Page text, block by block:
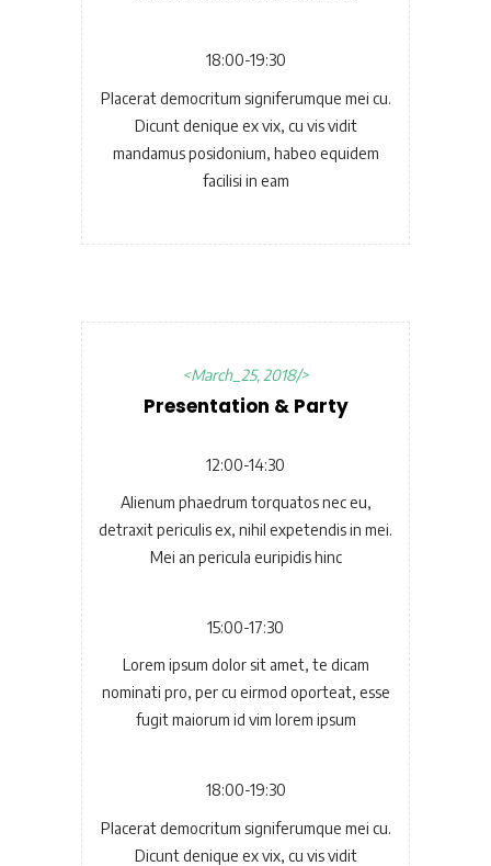
18:00-19:30
Placerat democritum signiferumque mei cu.
Dicunt denique ex vix, cu vis vidit
mandamus posidonium, habeo equidem
facilisi in eam
March_25, 2018
Presentation & Party
12:00-14:30
Alienum phaedrum torquatos nec eu,
detraxit periculis ex, nihil expetendis in mei.
Mei an pericula euripidis hinc
15:00-17:30
Lorem ipsum dolor sit amet, te dicam
nominati pro, per cu eirmod oporteat, esse
fugit maiorum id vim lorem ipsum
18:00-19:30
Placerat democritum signiferumque mei cu.
Dicunt denique ex vix, cu vis vidit